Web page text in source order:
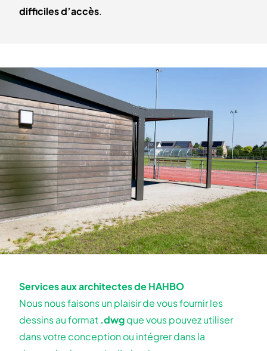
difficiles d’accès.
Services aux architectes de HAHBO
Nous nous faisons un plaisir de vous fournir les
dessins au format .dwgque vous pouvez utiliser
dans votre conception ou intégrer dans la